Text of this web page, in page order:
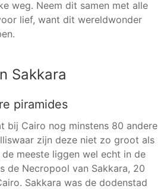
weg. Neem dit samen met alle
lief, want dit wereldwonder
Sakkara
piramides
bij Cairo nog minstens 80 andere
zijn deze niet zo groot als
meeste liggen wel echt in de
de Necropool van Sakkara, 20
Sakkara was de dodenstad